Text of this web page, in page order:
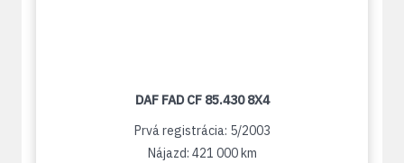
DAF FAD CF 85.430 8X4
Prvá registrácia: 5/2003
Nájazd: 421 000 km